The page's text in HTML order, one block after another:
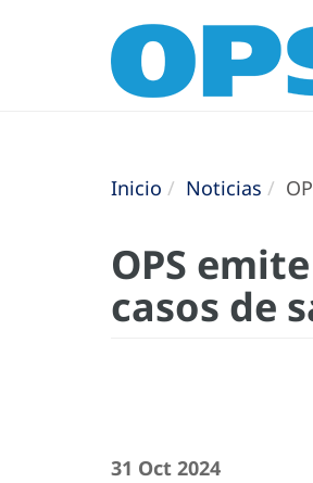
Inicio Noticias
OPS
casos de
31 Oct 2024